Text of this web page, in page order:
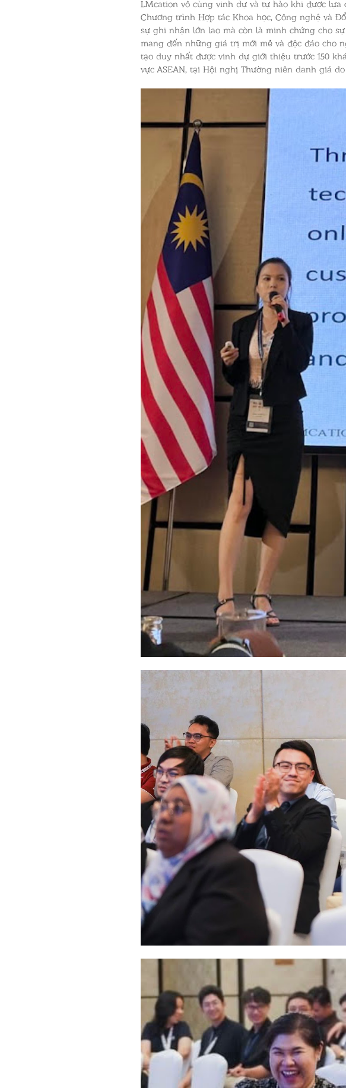
LMcation vô cùng vinh dự và tự hào khi được
Chương trình Hợp tác Khoa học, Công nghệ và
sự ghi nhận lớn lao mà còn là minh chứng cho
mang đến những giá trị mới mẻ và độc đáo cho
tạo duy nhất được vinh dự giới thiệu trước 150
vực ASEAN, tại Hội nghị Thường niên danh giá